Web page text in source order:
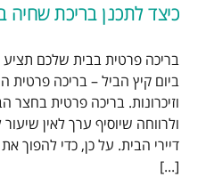
כיצד לתכנן בריכת שחיה
בריכה פרטית בבית שלכם
ביום קיץ הביל – בריכה פרטית
וזיכרונות. בריכה פרטית
ולרווחה שיוסיף ערך לאין
דיירי הבית. על כן, כדי להפוך
[...]